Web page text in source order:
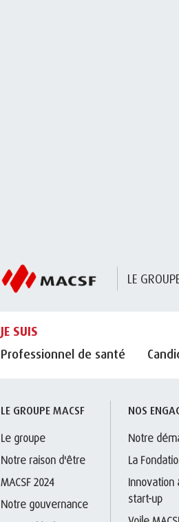
LE
JE SUIS
Professionnel de santé
LE GROUPE MACSF
Le groupe
Notre raison d'être
MACSF 2024
Notre gouvernance
NOS
Notre
La
Innovation
start-up